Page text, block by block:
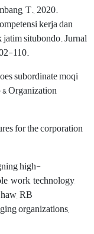
T., 2020.
kerja dan
situbondo. Jurnal
110.
subordinate moqi
Organization
for the corporation
high-
work, technology,
RB
organizations,